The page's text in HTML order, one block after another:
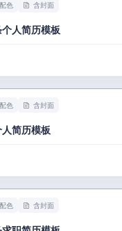
色 含封面
人简历模板
色 含封面
简历模板
色 含封面